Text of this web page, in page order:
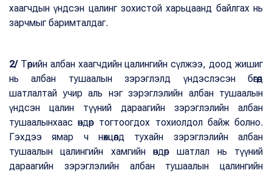
хаагчдын үндсэн цалинг зохистой харьцаанд байлгах нь
зарчмыг баримталдаг.
2/Төрийн албан хаагчдийн цалингийн сүлжээ, доод жишиг
нь албан тушаалын зэрэглэлд үндэслэсэн бөгөөд
шатлалтай учир аль нэг зэрэглэлийн албан тушаалын
үндсэн цалин түүний дараагийн зэрэглэлийн албан
тушаалынхаас өндөр тогтоогдох тохиолдол байж болно.
Гэхдээ ямар ч нөхцөлд тухайн зэрэглэлийн албан
тушаалын цалингийн хамгийн өндөр шатлал нь түүний
дараагийн зэрэглэлийн албан тушаалын цалингийн